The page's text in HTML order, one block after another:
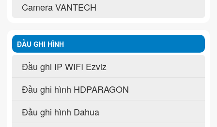
Camera VANTECH
ĐẦU GHI HÌNH
Đầu ghi IP WIFI Ezviz
Đầu ghi hình HDPARAGON
Đầu ghi hình Dahua